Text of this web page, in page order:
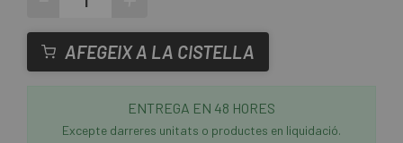
AFEGEIX A LA CISTELLA
ENTREGA EN 48 HORES
Excepte darreres unitats o productes en liquidació.